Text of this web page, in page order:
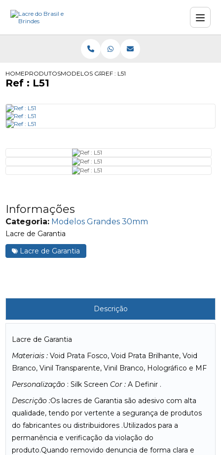
HOMEPRODUTOSMODELOS GRANDES 30MM
REF : L51
Ref : L51
Informações
Categoria: Modelos Grandes 30mm
Lacre de Garantia
Lacre de Garantia
Descrição
Lacre de Garantia
Materiais : Void Prata Fosco, Void Prata Brilhante, Void
Branco, Vinil Transparente, Vinil Branco, Holográfico e MF
Personalização : Silk Screen Cor : A Definir .
Descrição :Os lacres de Garantia são adesivo com alta
qualidade, tendo por vertente a segurança de produtos
do fabricantes ou distribuidores .Utilizados para a
permanência e verificação da violação do
produto.Quando removido denuncia de forma clara e